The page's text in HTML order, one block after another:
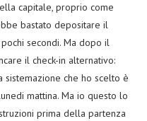
capitale, proprio come
bastato depositare il
secondi. Ma dopo il
il check-in alternativo:
che ho scelto è
mattina. Ma io questo lo
prima della partenza